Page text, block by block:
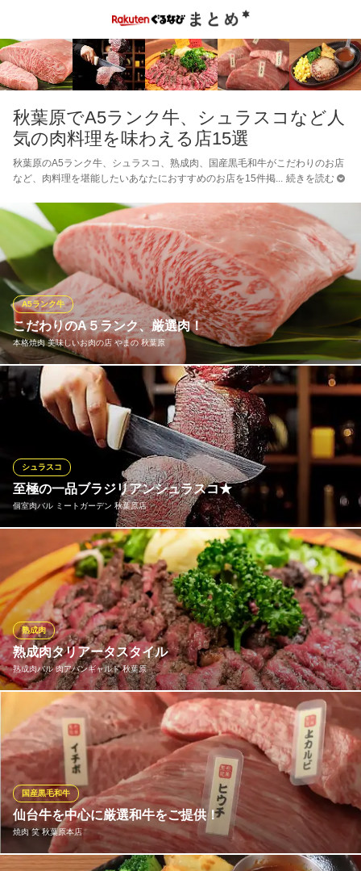
秋葉原でA5ランク牛、シュラスコなど人
気の肉料理を味わえる店15選
秋葉原のA5ランク牛、シュラスコ、熟成肉、国産黒毛和牛がこだわりのお店
など、肉料理を堪能したいあなたにおすすめのお店を15件掲
続きを読む
こだわりのA５ランク、厳選肉！
本格焼肉 美味しいお肉の店 やまの 秋葉原
A5ランク牛
独自の仕入れルートにより、A５ランクの中でも良質なお肉をご提
供。 BMS（霜降りの等級）は８以上がA5等級とされ、当店ではほ
とんどがBMS10以上という高ランクのものを厳選。こだわりの厚
切りスタイル“ステーキカット”で、好みの焼き加減で肉本来の味を
味わえます。「やまの」の真価はまず一口目で実感いただけま
す。
本格焼肉 美味しいお肉の店 やまの 秋葉原
大人が集う隠れ家で焼肉
ＪＲ秋葉原駅 徒歩1分
東京都千代田区神田佐久間町1-21 2F
至極の一品ブラジリアンシュラスコ★
個室肉バル ミートガーデン 秋葉原店
シュラスコ
★肉食な人必見!!コンボシュラスココース★【4種類食べ飲み放題
プラン3時間飲み放題4,900円】 肉汁がしたたるブラジリアンシュ
ラスコをご賞味あれ★
※こちらは夜のみのこだわりです。
個室肉バル ミートガーデン 秋葉原店
個室肉バル食べ飲み放題
地下鉄日比谷線秋葉原駅 徒歩4分
東京都千代田区神田佐久間町3-29
熟成肉タリアータスタイル
熟成肉バル 肉アバンギャルド 秋葉原
熟成肉
大きな塊肉に均等に熱を加え、旨味を逃がさないように壁を作り
焼いては寝かせ、ゆっくりじっくり火を通します。部位のの特徴
を生かした食感・旨味の濃さ・香りを最大限に引き出すことがで
きます。薄く削ぐようにカットしてお持ちします。
熟成肉バル 肉アバンギャルド 秋葉原
熟成肉・バル
ＪＲ秋葉原駅 徒歩3分
東京都千代田区神田佐久間町2-8-3 東紳協ビル
仙台牛を中心に厳選和牛をご提供！
焼肉 笑 秋葉原本店
国産黒毛和牛